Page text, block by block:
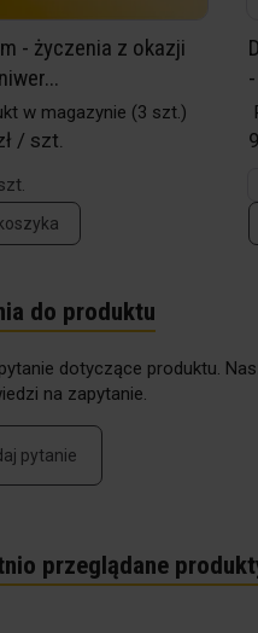
- życzenia z okazji
w magazynie (3 szt.)
/ szt.
do produktu
dotyczące produktu.
na zapytanie.
pytanie
przeglądane